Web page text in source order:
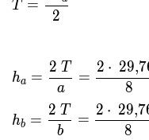
\dfrac{
\\ \ \\
h _a =
\dfrac{
2 \ T }{
T =
2
ha =
a
2 T
=
8
2 ⋅ 29,7
hb =
b
2 T
=
8
2 ⋅ 29,7